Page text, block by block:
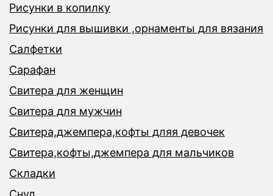
Рисунки в копилку
Рисунки для вышивки ,орнаменты для вязания
Салфетки
Сарафан
Свитера для женщин
Свитера для мужчин
Свитера,джемпера,кофты дляя девочек
Свитера,кофты,джемпера для мальчиков
Складки